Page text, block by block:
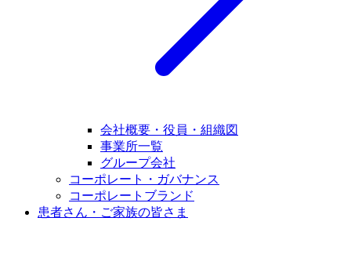
会社概要・役員・組織図
事業所一覧
グループ会社
コーポレート・ガバナンス
コーポレートブランド
患者さん・ご家族の皆さま